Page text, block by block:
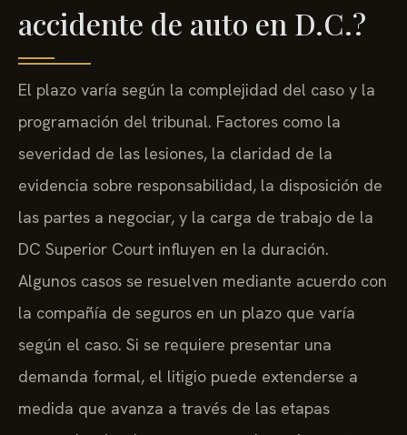
accidente de auto en D.C.?
El plazo varía según la complejidad del caso y la
programación del tribunal. Factores como la
severidad de las lesiones, la claridad de la
evidencia sobre responsabilidad, la disposición de
las partes a negociar, y la carga de trabajo de la
DC Superior Court influyen en la duración.
Algunos casos se resuelven mediante acuerdo con
la compañía de seguros en un plazo que varía
según el caso. Si se requiere presentar una
demanda formal, el litigio puede extenderse a
medida que avanza a través de las etapas